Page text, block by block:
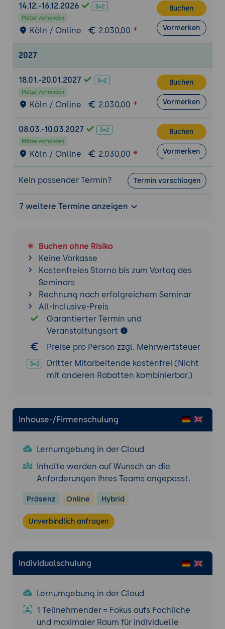
14.12.-16.12.2026
Plätze vorhanden
Köln / Online 2.030,00
Buchen
Vormerken
2027
18.01.-20.01.2027
Plätze vorhanden
Köln / Online 2.030,00
Buchen
Vormerken
08.03.-10.03.2027
Plätze vorhanden
Köln / Online 2.030,00
Buchen
Vormerken
Kein passender Termin? Termin vorschlagen
7 weitere Termine anzeigen
Buchen ohne Risiko
Keine Vorkasse
Kostenfreies Storno bis zum Vortag des
Seminars
Rechnung nach erfolgreichem Seminar
All-Inclusive-Preis
Garantierter Termin und
Veranstaltungsort
Preise pro Person zzgl. Mehrwertsteuer
Dritter Mitarbeitende kostenfrei (Nicht
mit anderen Rabatten kombinierbar.)
Inhouse-/Firmenschulung
Lernumgebung in der Cloud
Inhalte werden auf Wunsch an die
Anforderungen Ihres Teams angepasst.
Präsenz Online Hybrid
Unverbindlich anfragen
Individualschulung
Lernumgebung in der Cloud
1 Teilnehmender = Fokus aufs Fachliche
und maximaler Raum für individuelle